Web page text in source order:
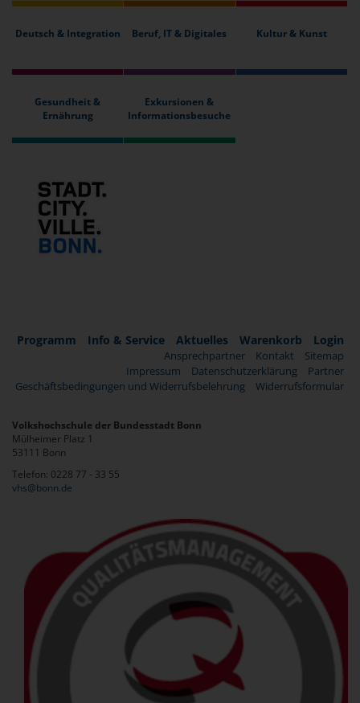
Deutsch & Integration Beruf, IT & Digitales Kultur & Kunst
Gesundheit &
Ernährung
Exkursionen &
Informationsbesuche
Programm Info & Service Aktuelles Warenkorb Login
Ansprechpartner Kontakt
Sitemap
Impressum
Datenschutzerklärung
Partner
Geschäftsbedingungen und Widerrufsbelehrung
Widerrufsformular
Volkshochschule der Bundesstadt Bonn
Mülheimer Platz 1
53111 Bonn
Telefon: 0228 77 - 33 55
vhs@bonn.de